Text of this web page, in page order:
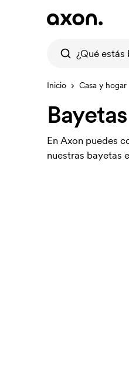
Inicio Casa y hogar
En Axon puedes
nuestras bayetas